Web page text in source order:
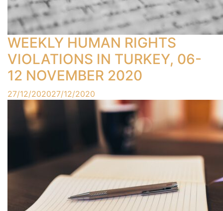
WEEKLY HUMAN RIGHTS
VIOLATIONS IN TURKEY, 06-
12 NOVEMBER 2020
27/12/202027/12/2020